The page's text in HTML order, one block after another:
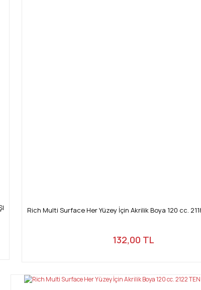
Rich Multi Surface Her Yüzey İçin Akrilik Boya 120 cc.
132,00 TL